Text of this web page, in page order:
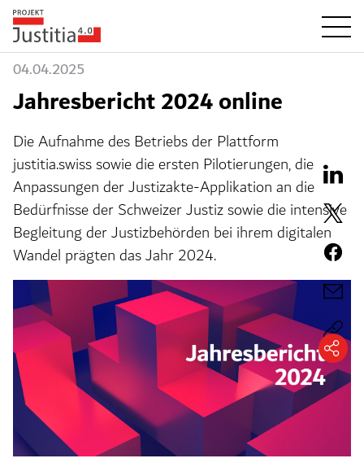
04.04.2025
Jahresbericht 2024 online
Die Aufnahme des Betriebs der Plattform
justitia.swiss sowie die ersten Pilotierungen, die
Anpassungen der Justizakte-Applikation an die
Bedürfnisse der Schweizer Justiz sowie die intensive
Begleitung der Justizbehörden bei ihrem digitalen
Wandel prägten das Jahr 2024.